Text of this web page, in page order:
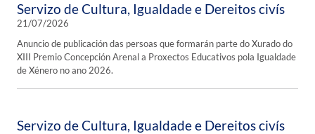
Servizo de Cultura, Igualdade e Dereitos civís
21/07/2026
Anuncio de publicación das persoas que formarán parte do Xurado do
XIII Premio Concepción Arenal a Proxectos Educativos pola Igualdade
de Xénero no ano 2026.
Servizo de Cultura, Igualdade e Dereitos civís